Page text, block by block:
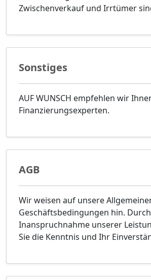
Zwischenverkauf und Irrtümer
Sonstiges
AUF WUNSCH empfehlen wir
Finanzierungsexperten.
AGB
Wir weisen auf unsere
Geschäftsbedingungen hin.
Inanspruchnahme unserer
Sie die Kenntnis und Ihr